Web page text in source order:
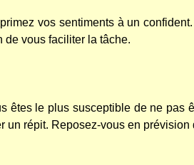
vos sentiments à un confident.
de vous faciliter la tâche.
êtes le plus susceptible de ne pas
répit. Reposez-vous en prévision